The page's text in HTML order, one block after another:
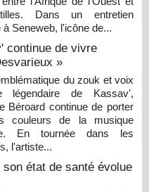
Dans un entretien
à Seneweb, l'icône de...
continue de vivre
»
du zouk et voix
légendaire de Kassav',
Béroard continue de porter
couleurs de la musique
En tournée dans les
l'artiste...
état de santé évolue